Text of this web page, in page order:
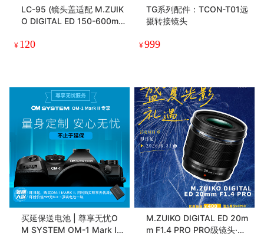
LC-95 (镜头盖适配 M.ZUIK
O DIGITAL ED 150-600m
¥ 120
TG系列配件：TCON-T01远
摄转接镜头
¥999
买延保送电池 | 尊享无忧O
M SYSTEM OM-1 Mark II
M.ZUIKO DIGITAL ED 20m
m F1.4 PRO PRO级镜头·轻